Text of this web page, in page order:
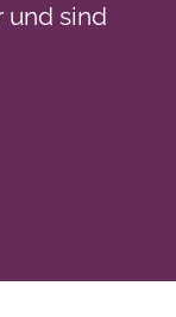
und sind